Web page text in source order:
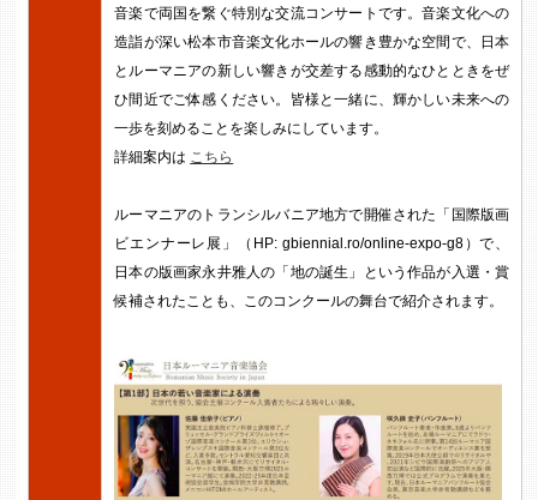
音楽で両国を繋ぐ特別な交流コンサートです。音楽文化への
造詣が深い松本市音楽文化ホールの響き豊かな空間で、日本
とルーマニアの新しい響きが交差する感動的なひとときをぜ
ひ間近でご体感ください。皆様と一緒に、輝かしい未来への
一歩を刻めることを楽しみにしています。
詳細案内は こちら
ルーマニアのトランシルバニア地方で開催された「国際版画
ビエンナーレ展」（HP: gbiennial.ro/online-expo-g8）で、
日本の版画家永井雅人の「地の誕生」という作品が入選・賞
候補されたことも、このコンクールの舞台で紹介されます。